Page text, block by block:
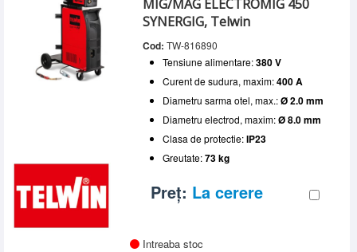
MIG/MAG ELECTROMIG 450
SYNERGIG, Telwin
Cod: TW-816890
Tensiune alimentare:380 V
Curent de sudura, maxim:400 A
Diametru sarma otel, max.:Ø 2.0 mm
Diametru electrod, maxim:Ø 8.0 mm
Clasa de protectie:IP23
Greutate:73 kg
Preț: La cerere
Intreaba stoc